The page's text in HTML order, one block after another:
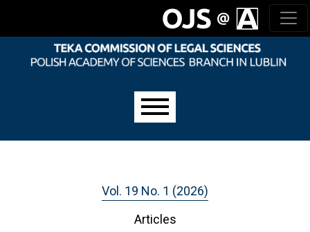
Vol. 19 No. 1 (2026)
Articles